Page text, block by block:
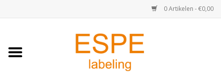
0 Artikelen - €0,00
Home